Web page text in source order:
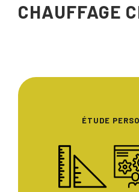
CHAUFFAGE
ÉTUDE